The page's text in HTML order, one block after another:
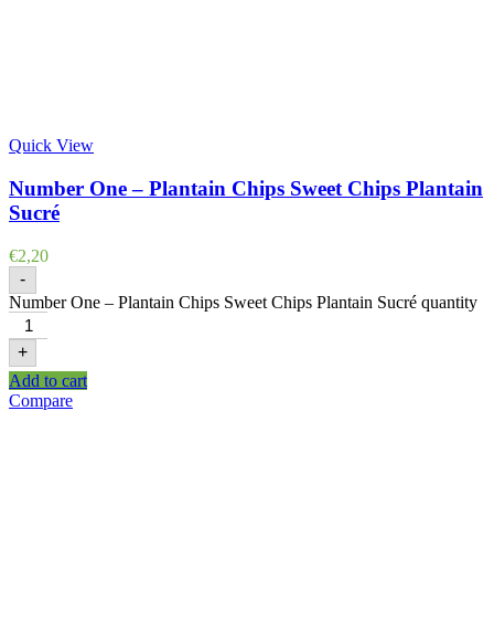
Quick View
Number One – Plantain Chips Sweet Chips Plantain
Sucré
€2,20
-
Number One – Plantain Chips Sweet Chips Plantain Sucré quantity
+
Add to cart
Compare